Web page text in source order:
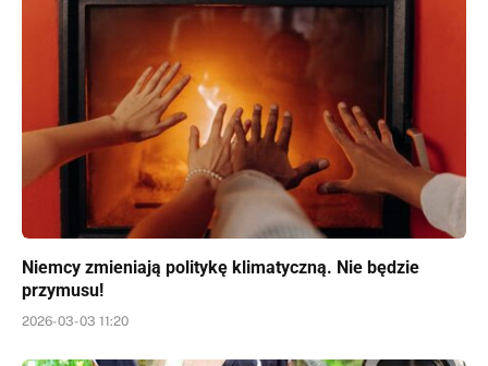
Niemcy zmieniają politykę klimatyczną. Nie będzie
przymusu!
2026-03-03 11:20